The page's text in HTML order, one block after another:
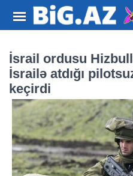
İsrail ordusu
İsrailə atdığı
keçirdi